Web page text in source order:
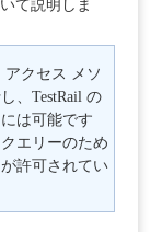
て説明しま
クセス メソ
、TestRail の
は可能です
エリーのため
許可されてい